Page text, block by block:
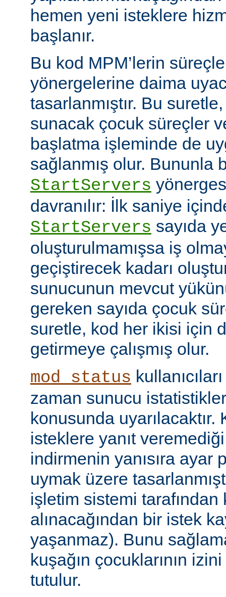
hemen yeni isteklere
başlanır.
Bu kod MPM’lerin
yönergelerine daima
tasarlanmıştır. Bu
sunacak çocuk süreçler
başlatma işleminde de
sağlanmış olur. Bununla
StartServers
davranılır: İlk saniye
StartServers sayıda
oluşturulmamışsa iş
geçiştirecek kadarı
sunucunun mevcut
gereken sayıda çocuk
suretle, kod her ikisi için
getirmeye çalışmış olur.
mod_status
zaman sunucu
konusunda
isteklere yanıt
indirmenin yanısıra ayar
uymak üzere
işletim sistemi tarafından
alınacağından bir istek
yaşanmaz). Bunu
kuşağın çocuklarının
tutulur.